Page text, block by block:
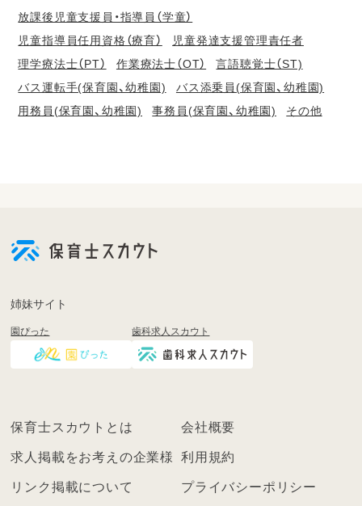
放課後児童支援員・指導員（学童）
児童指導員任用資格（療育）
児童発達支援管理責任者
理学療法士（PT）
作業療法士（OT）
言語聴覚士（ST)
バス運転手(保育園、幼稚園)
バス添乗員(保育園、幼稚園)
用務員(保育園、幼稚園)
事務員(保育園、幼稚園) その他
登
く
ン
姉妹サイト
園ぴった 歯科求人スカウト
保育士スカウトとは 会社概要
求人掲載をお考えの企業様 利用規約
リンク掲載について プライバシーポリシー